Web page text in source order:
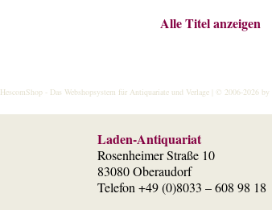
Alle Titel anzeigen
HescomShop- Das Webshopsystem für Antiquariate und Verlage | © 2006-2026 by
Laden-Antiquariat
Rosenheimer Straße 10
83080 Oberaudorf
Telefon +49 (0)8033 – 608 98 18